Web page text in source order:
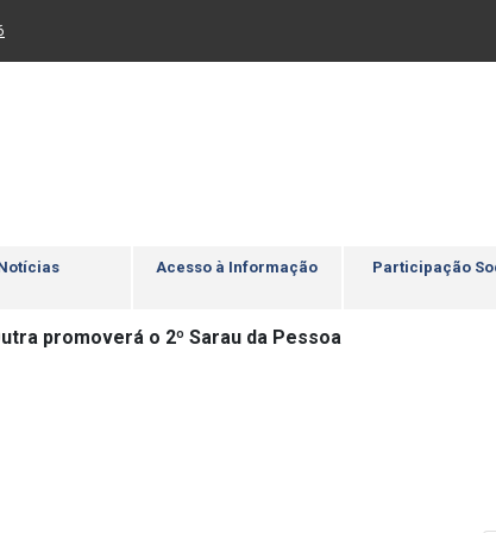
rodapé
um novo sítio)
Acesso à Informação Participação
promoverá o 2º Sarau da Pessoa